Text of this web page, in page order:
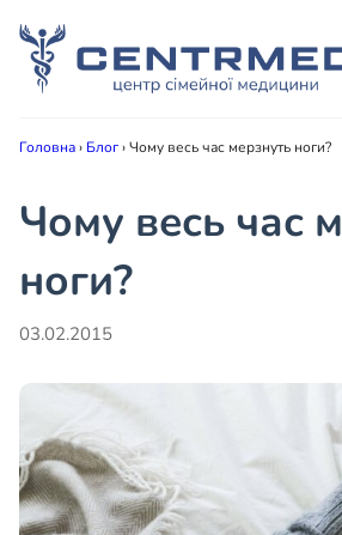
Головна› Блог›Чому весь час мерзнуть ноги?
Чому весь час
ноги?
03.02.2015